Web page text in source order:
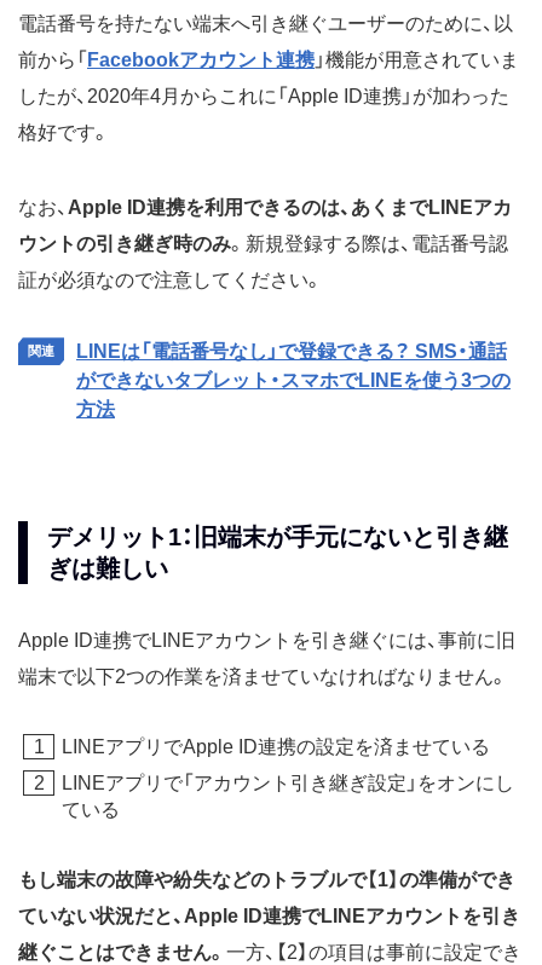
電話番号を持たない端末へ引き継ぐユーザーのために、以
前から「 Facebookアカウント連携 」機能が用意されていま
したが、2020年4月からこれに「Apple ID連携」が加わった
格好です。
なお、 Apple ID連携を利用できるのは、あくまでLINEアカ
ウントの引き継ぎ時のみ。新規登録する際は、電話番号認
証が必須なので注意してください。
LINEは「電話番号なし」で登録できる？ SMS・通話
ができないタブレット・スマホでLINEを使う3つの
方法
デメリット1：旧端末が手元にないと引き継
ぎは難しい
Apple ID連携でLINEアカウントを引き継ぐには、事前に旧
端末で以下2つの作業を済ませていなければなりません。
LINEアプリでApple ID連携の設定を済ませている
LINEアプリで「アカウント引き継ぎ設定」をオンにし
ている
もし端末の故障や紛失などのトラブルで【1】の準備ができ
ていない状況だと、Apple ID連携でLINEアカウントを引き
継ぐことはできません。 一方、【2】の項目は事前に設定でき